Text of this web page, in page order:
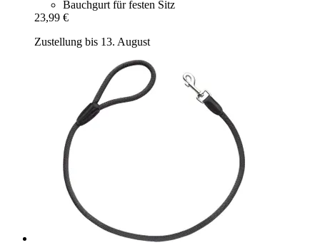
Bauchgurt für festen Sitz
23,99 €
Zustellung bis 13. August